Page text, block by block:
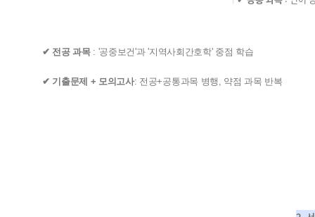
✔ 전공 과목: '공중보건'과 '지역사회간호학' 중점 학습
✔ 기출문제 + 모의고사: 전공+공통과목 병행, 약점 과목 반복